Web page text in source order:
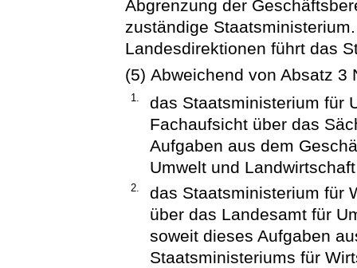
Abgrenzung der
zuständige
Landesdirektionen führt das
(5) Abweichend von Absatz 3
1.
das Staatsministerium für
Fachaufsicht über das
Aufgaben aus dem
Umwelt und
2.
das Staatsministerium für
über das Landesamt für
soweit dieses Aufgaben
Staatsministeriums für